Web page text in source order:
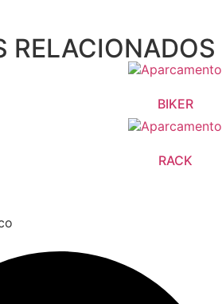
RELACIONADOS
BIKER
RACK